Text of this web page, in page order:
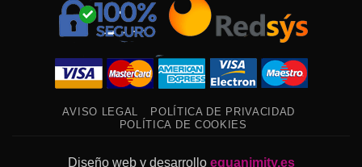
AVISO LEGAL
POLÍTICA DE PRIVACIDAD
POLÍTICA DE COOKIES
Diseño web y desarrollo equanimity.es